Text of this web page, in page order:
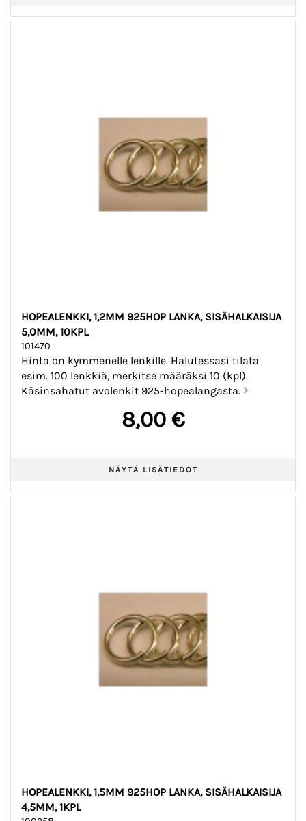
HOPEALENKKI, 1,2MM 925HOP LANKA, SISÄHALKAISIJA
5,0MM, 10KPL
101470
Hinta on kymmenelle lenkille. Halutessasi tilata
esim. 100 lenkkiä, merkitse määräksi 10 (kpl).
Käsinsahatut avolenkit 925-hopealangasta.
8,00 €
HOPEALENKKI, 1,5MM 925HOP LANKA, SISÄHALKAISIJA
4,5MM, 1KPL